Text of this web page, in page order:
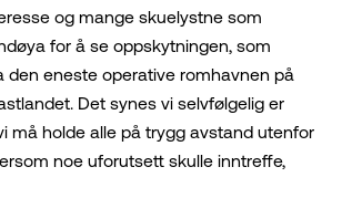
og mange skuelystne som
for å se oppskytningen, som
den eneste operative romhavnen på
Det synes vi selvfølgelig er
må holde alle på trygg avstand utenfor
noe uforutsett skulle inntreffe,